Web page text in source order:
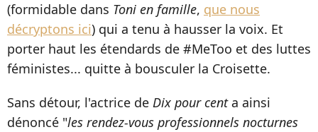
(formidable dans Toni en famille, que nous
décryptons ici) qui a tenu à hausser la voix. Et
porter haut les étendards de #MeToo et des luttes
féministes... quitte à bousculer la Croisette.
Sans détour, l'actrice de Dix pour centa ainsi
dénoncé "les rendez-vous professionnels nocturnes